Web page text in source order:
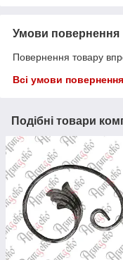
Умови повернення
Повернення товару
Всі умови повернення
Подібні товари